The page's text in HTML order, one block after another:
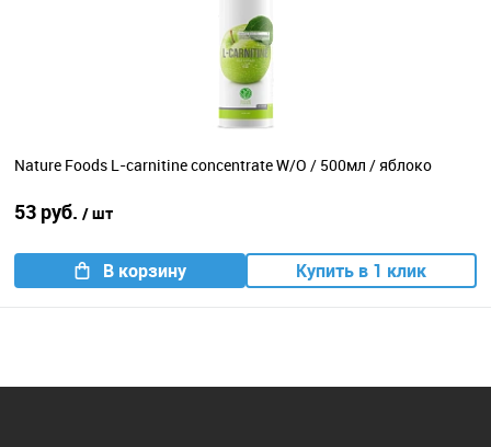
Nature Foods L-carnitine concentrate W/O / 500мл / яблоко
53 руб. / шт
В корзину Купить в 1 клик